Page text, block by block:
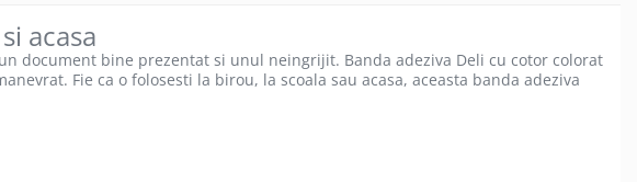
acasa
document bine prezentat si unul neingrijit. Banda adeziva Deli cu cotor colorat
Fie ca o folosesti la birou, la scoala sau acasa, aceasta banda adeziva